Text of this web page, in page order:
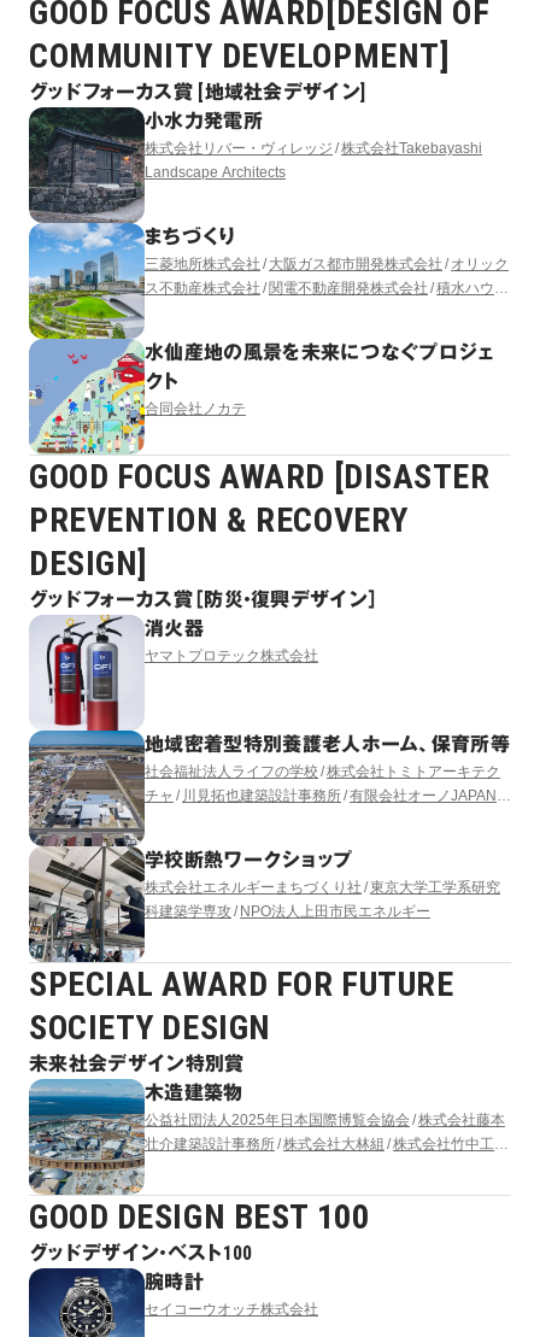
GOOD FOCUS AWARD[DESIGN OF
COMMUNITY DEVELOPMENT]
グッドフォーカス賞 [地域社会デザイン]
小水力発電所
株式会社リバー・ヴィレッジ 株式会社Takebayashi
Landscape Architects
まちづくり
三菱地所株式会社 大阪ガス都市開発株式会社
オリック
ス不動産株式会社 関電不動産開発株式会社 積水ハウス
（出資者：大林組） 株式会社日建設計 株式会社三菱地
所設計
水仙産地の風景を未来につなぐプロジェ
クト
合同会社ノカテ
GOOD FOCUS AWARD [DISASTER
PREVENTION & RECOVERY
DESIGN]
グッドフォーカス賞［防災・復興デザイン］
消火器
ヤマトプロテック株式会社
地域密着型特別養護老人ホーム、保育所等
社会福祉法人ライフの学校 株式会社トミトアーキテク
チャ
川見拓也建築設計事務所 有限会社オーノJAPAN
学校断熱ワークショップ
株式会社エネルギーまちづくり社 東京大学工学系研究
科建築学専攻 NPO法人上田市民エネルギー
SPECIAL AWARD FOR FUTURE
SOCIETY DESIGN
未来社会デザイン特別賞
木造建築物
公益社団法人2025年日本国際博覧会協会 株式会社藤本
壮介建築設計事務所 株式会社大林組 株式会社竹中工務
社梓設計
GOOD DESIGN BEST 100
グッドデザイン・ベスト100
腕時計
セイコーウオッチ株式会社